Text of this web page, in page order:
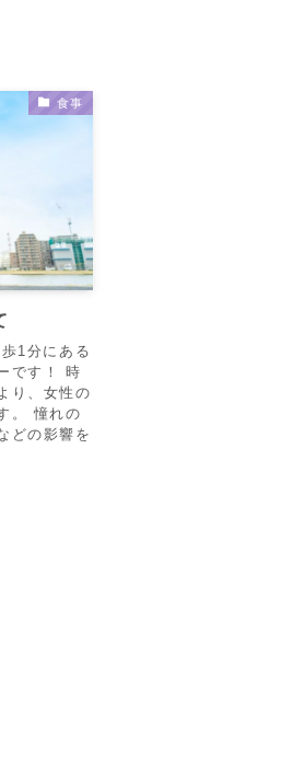
食事
1分にある
です！ 時
り、女性の
。 憧れの
どの影響を